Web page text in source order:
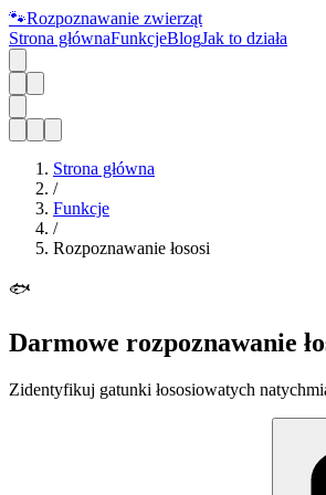
🐾Rozpoznawanie zwierząt
Strona głównaFunkcjeBlogJak to działa
Strona główna
/
Funkcje
/
Rozpoznawanie łososi
🐟
Darmowe rozpoznawanie
Zidentyfikuj gatunki łososiowatych